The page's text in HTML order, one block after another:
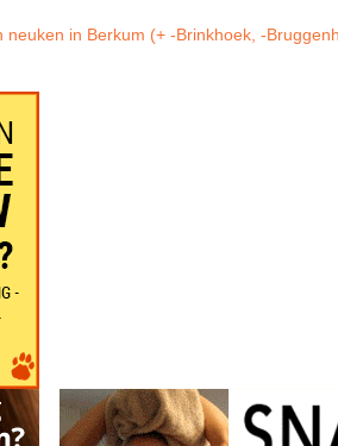
in Berkum (+ -Brinkhoek, -